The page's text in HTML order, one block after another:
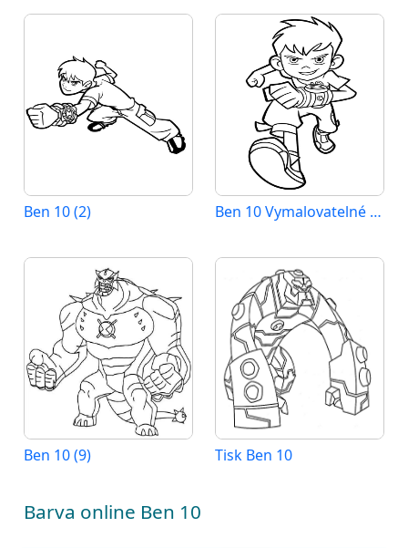
Ben 10 (2) Ben 10 Vymalovatelné pro Děti
Ben 10 (9) Tisk Ben 10
Barva online Ben 10